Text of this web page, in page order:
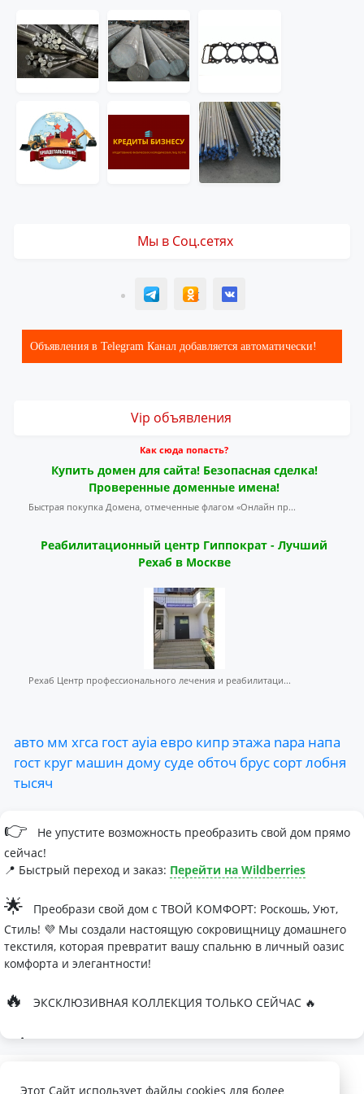
Мы в Соц.сетях
T ОК ВК
Объявления в Telegram Канал добавляется автоматически!
Vip объявления
Как сюда попасть?
Купить домен для сайта! Безопасная сделка!
Проверенные доменные имена!
Быстрая покупка Домена, отмеченные флагом «Онлайн пр...
Реабилитационный центр Гиппократ - Лучший
Рехаб в Москве
Рехаб Центр профессионального лечения и реабилитаци...
авто мм хгса гостayia евро кипрэтажа napa напа
гост круг машин дому суде обточ брус сортлобня
тысяч
👉
Не упустите возможность преобразить свой дом прямо
сейчас!
📍 Быстрый переход и заказ: Перейти на Wildberries
🌟
Преобрази свой дом с ТВОЙ КОМФОРТ: Роскошь, Уют,
Стиль! 💜 Мы создали настоящую сокровищницу домашнего
текстиля, которая превратит вашу спальню в личный оазис
комфорта и элегантности!
🔥 ЭКСКЛЮЗИВНАЯ КОЛЛЕКЦИЯ ТОЛЬКО СЕЙЧАС 🔥
🛏
Палитра изысканных оттенков:
Этот Сайт использует файлы cookies для более